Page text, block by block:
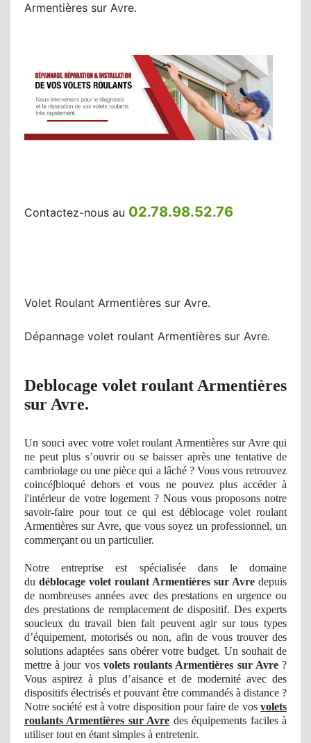
Armentières sur Avre.
Contactez-nous au 02.78.98.52.76
Volet Roulant Armentières sur Avre.
Dépannage volet roulant Armentières sur Avre.
Deblocage volet roulant Armentières
sur Avre.
Un souci avec votre volet roulant Armentières sur Avre qui
ne peut plus s’ouvrirou se baisser après une tentative de
cambriolage ou une pièce qui a lâché ? Vous vous retrouvez
coincé∫bloquédehors et vous ne pouvez plus accéderà
l'intérieur de votre logement ? Nous vous proposons notre
savoir-faire pour tout ce qui est déblocage volet roulant
Armentières sur Avre, que vous soyez un professionnel, un
commerçant ou un particulier.
Notre entreprise est spécialisée dans le domaine
du déblocage volet roulant Armentières sur Avre depuis
de nombreuses années avec des prestations en urgence ou
des prestationsde remplacement de dispositif. Des experts
soucieux du travail bien fait peuvent agir sur tous types
d’équipement, motorisés ou non, afin de vous trouver des
solutions adaptées sans obérer votre budget. Un souhait de
mettre à jour vos volets roulants Armentières sur Avre?
Vous aspirez à plus d’aisance et de modernité avec des
dispositifs électrisés et pouvant être commandés à distance ?
Notre société est à votre disposition pour faire de vos volets
roulants Armentières sur Avre des équipements faciles à
utiliser tout en étant simples à entretenir.